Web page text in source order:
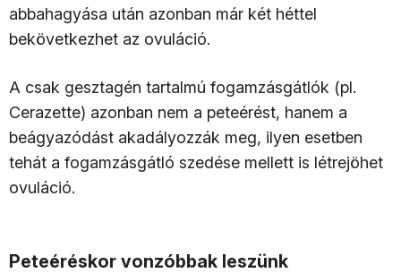
abbahagyása után azonban már két héttel
bekövetkezhet az ovuláció.
A csak gesztagén tartalmú fogamzásgátlók (pl.
Cerazette) azonban nem a peteérést, hanem a
beágyazódást akadályozzák meg, ilyen esetben
tehát a fogamzásgátló szedése mellett is létrejöhet
ovuláció.
Peteéréskor vonzóbbak leszünk